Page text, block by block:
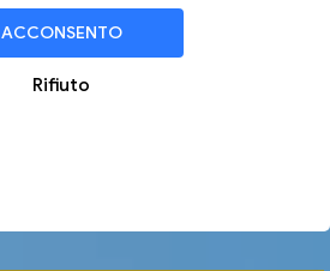
ACCONSENTO
Rifiuto